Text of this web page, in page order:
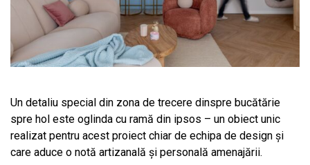
Un detaliu special din zona de trecere dinspre bucătărie
spre hol este oglinda cu ramă din ipsos – un obiect unic
realizat pentru acest proiect chiar de echipa de design și
care aduce o notă artizanală și personală amenajării.